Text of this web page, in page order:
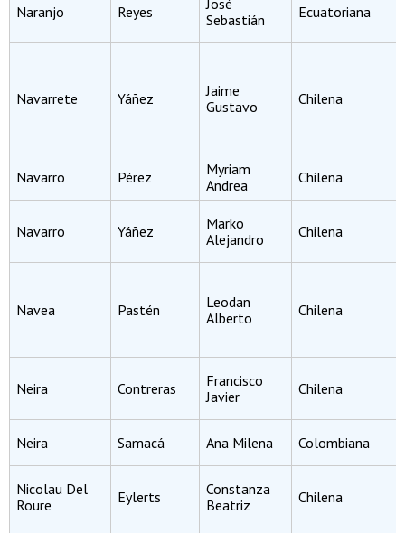
Naranjo Reyes
José
Sebastián
Ecuatoriana
Navarrete Yáñez
Jaime
Gustavo
Chilena
Navarro Pérez
Myriam
Andrea
Chilena
Navarro Yáñez
Marko
Alejandro
Chilena
Navea Pastén
Leodan
Alberto
Chilena
Neira Contreras
Francisco
Javier
Chilena
Neira Samacá Ana Milena Colombiana
Nicolau Del
Roure
Eylerts
Constanza
Beatriz
Chilena